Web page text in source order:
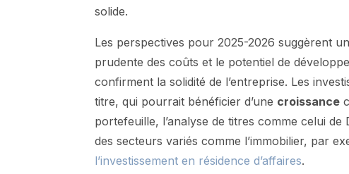
solide.
Les perspectives pour 2025-2026 suggèrent
prudente des coûts et le potentiel de
confirment la solidité de l’entreprise. Les
titre, qui pourrait bénéficier d’une croissance
portefeuille, l’analyse de titres comme celui
des secteurs variés comme l’immobilier, par
l’investissement en résidence d’affaires.